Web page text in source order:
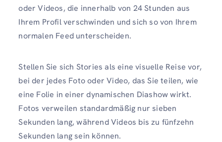
oder Videos, die innerhalb von 24 Stunden aus
Ihrem Profil verschwinden und sich so von Ihrem
normalen Feed unterscheiden.
Stellen Sie sich Stories als eine visuelle Reise vor,
bei der jedes Foto oder Video, das Sie teilen, wie
eine Folie in einer dynamischen Diashow wirkt.
Fotos verweilen standardmäßig nur sieben
Sekunden lang, während Videos bis zu fünfzehn
Sekunden lang sein können.